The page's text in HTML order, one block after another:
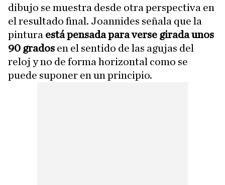
dibujo se muestra desde otra perspectiva en
el resultado final. Joannides señala que la
pintura está pensada para verse girada unos
90 grados en el sentido de las agujas del
reloj y no de forma horizontal como se
puede suponer en un principio.